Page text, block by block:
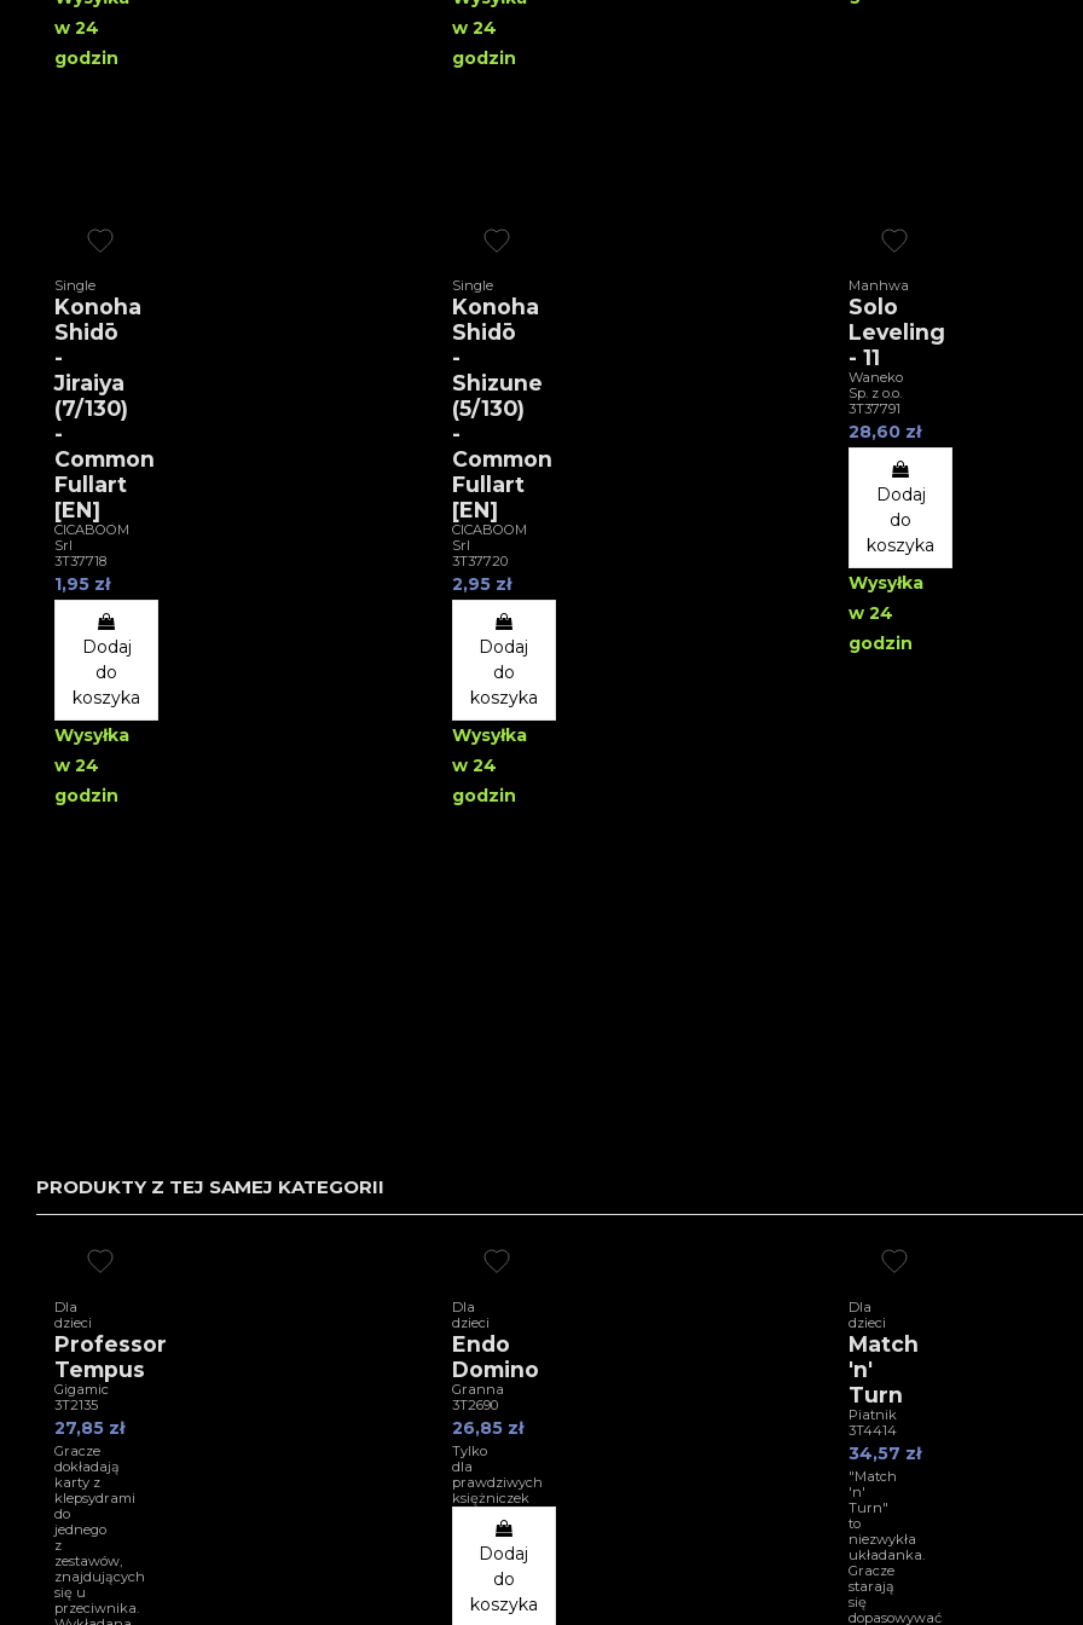
w 24
godzin
w 24
godzin
Single
Konoha
Shidō
-
Jiraiya
(7/130)
-
Common
Fullart
[EN]
CICABOOM
Srl
3T37718
1,95 zł
Dodaj
do
koszyka
Wysyłka
w 24
godzin
Single
Konoha
Shidō
-
Shizune
(5/130)
-
Common
Fullart
[EN]
CICABOOM
Srl
3T37720
2,95 zł
Dodaj
do
koszyka
Wysyłka
w 24
godzin
Manhwa
Solo
Leveling
- 11
Waneko
Sp. z o.o.
3T37791
28,60 zł
Dodaj
do
koszyka
Wysyłka
w 24
godzin
PRODUKTY Z TEJ SAMEJ KATEGORII
Dla
dzieci
Professor
Tempus
Gigamic
3T2135
27,85 zł
Gracze
dokładają
karty z
klepsydrami
do
jednego
z
zestawów,
znajdujących
się u
przeciwnika.
Dla
dzieci
Endo
Domino
Granna
3T2690
26,85 zł
Tylko
dla
prawdziwych
księżniczek
Dodaj
do
koszyka
Dla
dzieci
Match
'n'
Turn
Piatnik
3T4414
34,57 zł
"Match
'n'
Turn"
to
niezwykła
układanka.
Gracze
starają
się
dopasowywać